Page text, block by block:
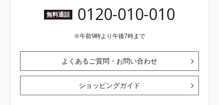
無料通話 0120-010-010
午前9時より午後7時まで
よくあるご質問・お問い合わせ
ショッピングガイド